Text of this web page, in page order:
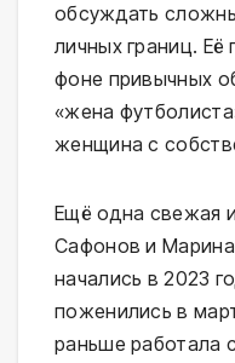
обсуждать
личных границ. Её
фоне привычных
«жена
женщина с
Ещё одна свежая
Сафонов и
начались в 2023
поженились в
раньше работала